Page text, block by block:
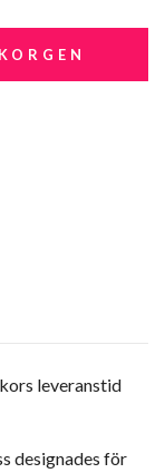
leveranstid
designades för